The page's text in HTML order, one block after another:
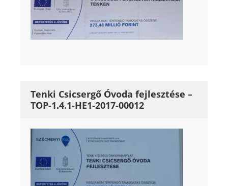
Tenki Csicsergő Óvoda fejlesztése –
TOP-1.4.1-HE1-2017-00012